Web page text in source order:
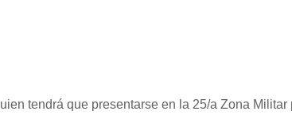
tendrá que presentarse en la 25/a Zona